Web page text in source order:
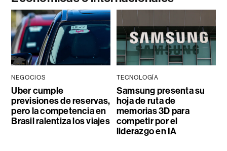
NEGOCIOS
Uber cumple
previsiones de reservas,
pero la competencia en
Brasil ralentiza los viajes
TECNOLOGÍA
Samsung presenta su
hoja de ruta de
memorias 3D para
competir por el
liderazgo en IA